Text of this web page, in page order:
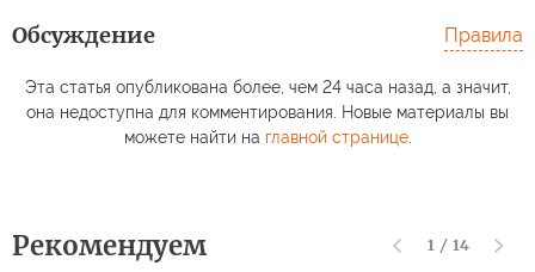
Обсуждение Правила
Эта статья опубликована более, чем 24 часа назад, а значит,
она недоступна для комментирования. Новые материалы вы
можете найти на главной странице.
Рекомендуем 1 / 14